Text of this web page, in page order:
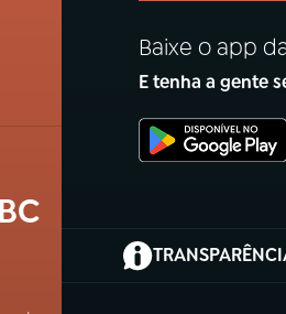
Baixe o app
E tenha a gente
(abre em nova